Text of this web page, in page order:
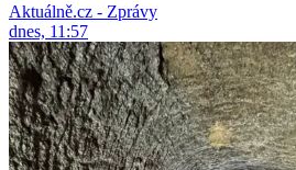
Aktuálně.cz - Zprávy
dnes, 11:57